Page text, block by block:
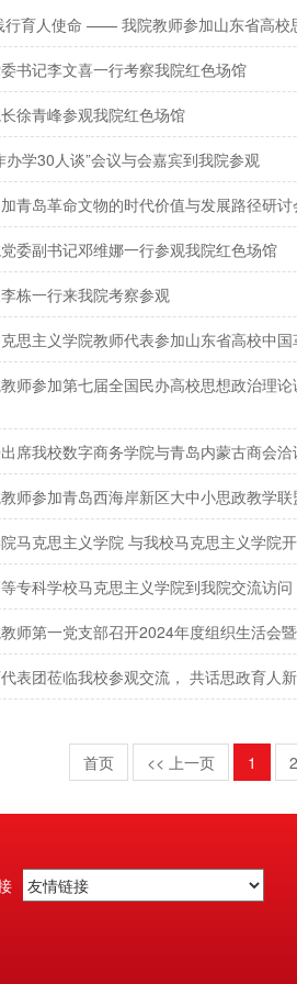
行育人使命 —— 我院教师参加山东省高校
书记李文喜一行考察我院红色场馆
徐青峰参观我院红色场馆
办学30人谈”会议与会嘉宾到我院参观
青岛革命文物的时代价值与发展路径研讨
委副书记邓维娜一行参观我院红色场馆
栋一行来我院考察参观
思主义学院教师代表参加山东省高校中
师参加第七届全国民办高校思想政治理
席我校数字商务学院与青岛内蒙古商会洽
师参加青岛西海岸新区大中小思政教学
马克思主义学院 与我校马克思主义学院
专科学校马克思主义学院到我院交流访问
师第一党支部召开2024年度组织生活会
表团莅临我校参观交流， 共话思政育人
首页 << 上一页 1 2